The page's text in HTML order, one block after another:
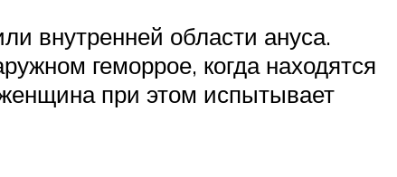
внутренней области ануса.
геморрое, когда находятся
при этом испытывает